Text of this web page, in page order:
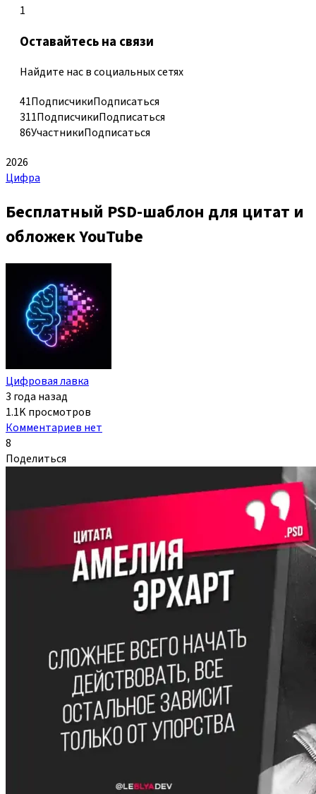
1
Оставайтесь на связи
Найдите нас в социальных сетях
41ПодписчикиПодписаться
311ПодписчикиПодписаться
86УчастникиПодписаться
2026
Цифра
Бесплатный PSD-шаблон для цитат и
обложек YouTube
Цифровая лавка
3 года назад
1.1K просмотров
Комментариев нет
8
Поделиться